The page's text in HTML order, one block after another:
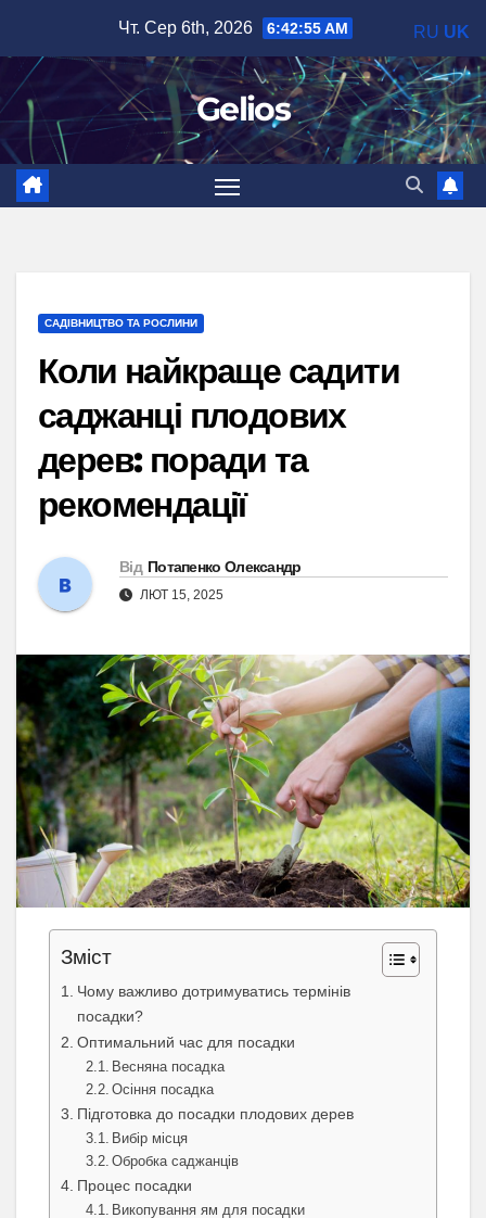
вмісту
Чт. Сер 6th, 2026 6:42:56 AM
Gelios
САДІВНИЦТВО ТА РОСЛИНИ
Коли найкраще садити
саджанці плодових
дерев: поради та
рекомендації
Від Потапенко Олександр
ЛЮТ 15, 2025
Зміст
Чому важливо дотримуватись термінів
посадки?
Оптимальний час для посадки
Весняна посадка
Осіння посадка
Підготовка до посадки плодових дерев
Вибір місця
Обробка саджанців
Процес посадки
Викопування ям для посадки
RU UK